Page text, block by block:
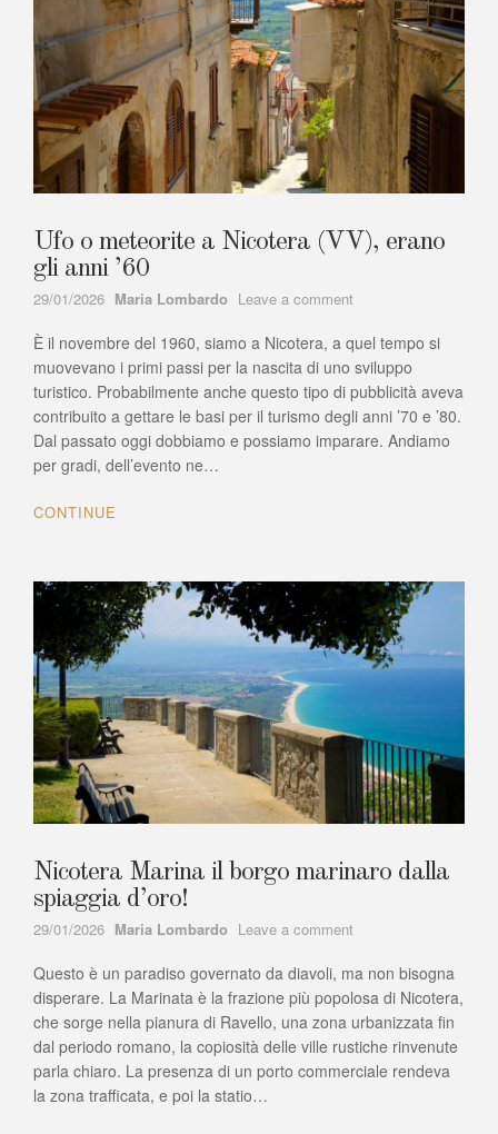
Ufo o meteorite a Nicotera (VV), erano
gli anni ’60
29/01/2026 Author
Maria Lombardo Leave a comment
o
meteorite
a
Nicotera
erano
È il novembre del 1960, siamo a Nicotera, a quel tempo si
muovevano i primi passi per la nascita di uno sviluppo
turistico. Probabilmente anche questo tipo di pubblicità aveva
contribuito a gettare le basi per il turismo degli anni ’70 e ’80.
Dal passato oggi dobbiamo e possiamo imparare. Andiamo
per gradi, dell’evento ne…
CONTINUE
Nicotera Marina il borgo marinaro dalla
spiaggia d’oro!
29/01/2026 Author
Maria Lombardo Leave a comment
Marina
il
borgo
marinaro
dalla
spiaggia
Questo è un paradiso governato da diavoli, ma non bisogna
disperare. La Marinata è la frazione più popolosa di Nicotera,
che sorge nella pianura di Ravello, una zona urbanizzata fin
dal periodo romano, la copiosità delle ville rustiche rinvenute
parla chiaro. La presenza di un porto commerciale rendeva
la zona trafficata, e poi la statio…